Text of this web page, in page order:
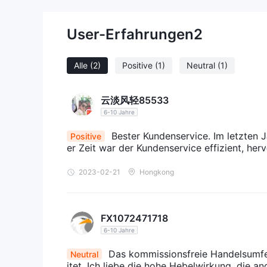
2. Wenn Sie sich zum ersten Mal für ein Konto
senden:Identitätsnachweis, Adressnachweis.
wie in den Fotos unten gezeigt:
3. Nach der Genehmigung können Sie Ihr Konto
Hebelwirkung
der maximale Handelshebel, der von angeboten
wichtig, dass sie den Grad der Hebelwirkung
VFX MARKETSbietet eine Handelsumgebung
Mitbewerbern einher. Spreads werden durch
angebotenen Spreads beginnen bei 4 Pips, 3 Pips
Handelsplattform
User-Erfahrungen2
Alle (2) Positive (1) Neutral (1)
云淡风轻85533
6-10 Jahre
Positive
Bester Kundenservice. Im letzten
er Zeit war der Kundenservice effizient,
2023-02-21 Hongkong
FX1072471718
6-10 Jahre
Neutral
Das kommissionsfreie